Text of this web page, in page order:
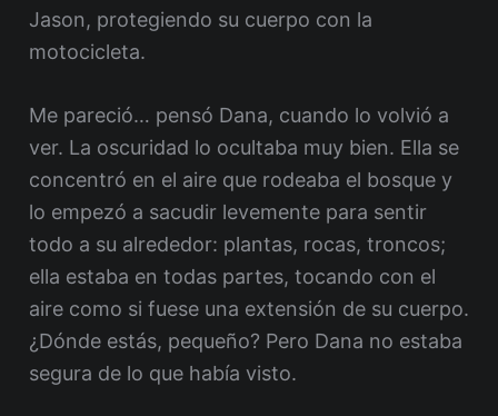
Jason, protegiendo su cuerpo con la
motocicleta.
Me pareció… pensó Dana, cuando lo volvió a
ver. La oscuridad lo ocultaba muy bien. Ella se
concentró en el aire que rodeaba el bosque y
lo empezó a sacudir levemente para sentir
todo a su alrededor: plantas, rocas, troncos;
ella estaba en todas partes, tocando con el
aire como si fuese una extensión de su cuerpo.
¿Dónde estás, pequeño? Pero Dana no estaba
segura de lo que había visto.